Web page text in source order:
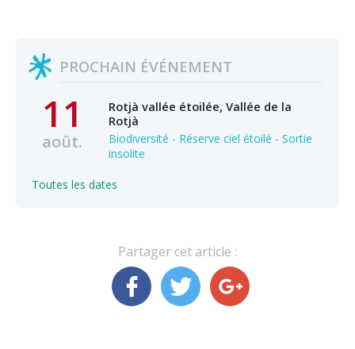
PROCHAIN ÉVÉNEMENT
11
août.
Rotjà vallée étoilée, Vallée de la
Rotjà
Biodiversité - Réserve ciel étoilé - Sortie
insolite
Toutes les dates
Partager cet article :